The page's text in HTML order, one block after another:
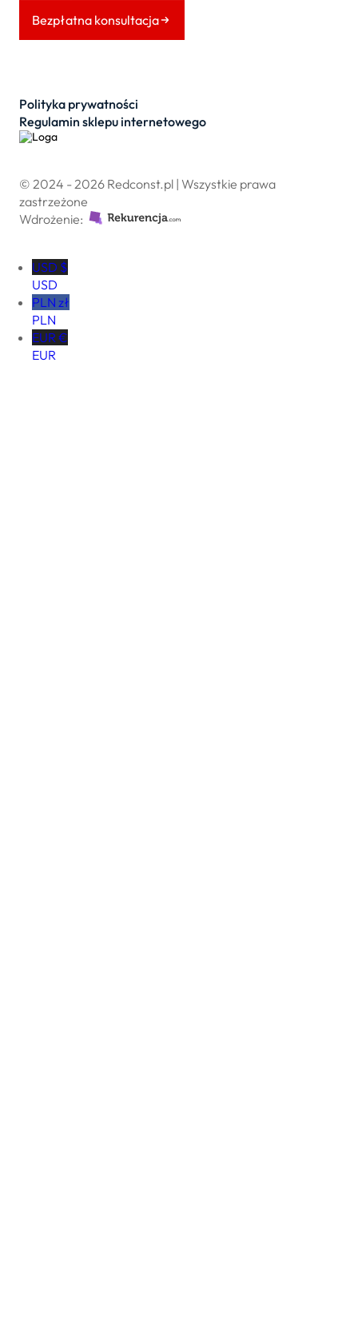
Bezpłatna konsultacja
Polityka prywatności
Regulamin sklepu internetowego
© 2024 - 2026 Redconst.pl | Wszystkie prawa
zastrzeżone
Wdrożenie:
USD $
USD
PLN zł
PLN
EUR €
EUR